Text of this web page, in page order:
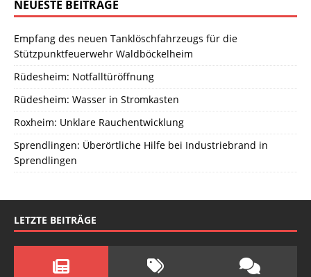
NEUESTE BEITRÄGE
Empfang des neuen Tanklöschfahrzeugs für die
Stützpunktfeuerwehr Waldböckelheim
Rüdesheim: Notfalltüröffnung
Rüdesheim: Wasser in Stromkasten
Roxheim: Unklare Rauchentwicklung
Sprendlingen: Überörtliche Hilfe bei Industriebrand in
Sprendlingen
LETZTE BEITRÄGE